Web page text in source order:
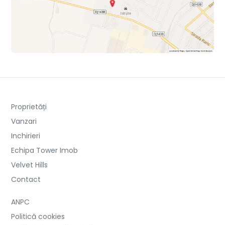
Proprietăți
Vanzari
Inchirieri
Echipa Tower Imob
Velvet Hills
Contact
ANPC
Politică cookies